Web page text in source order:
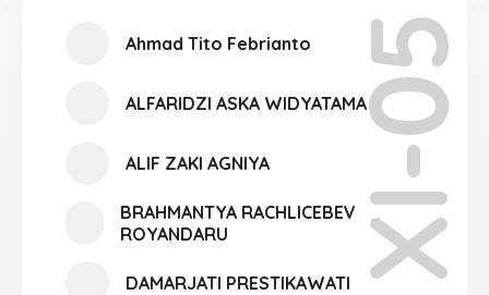
XI-05
Ahmad Tito Febrianto
ALFARIDZI ASKA WIDYATAMA
ALIF ZAKI AGNIYA
BRAHMANTYA RACHLICEBEV
ROYANDARU
DAMARJATI PRESTIKAWATI